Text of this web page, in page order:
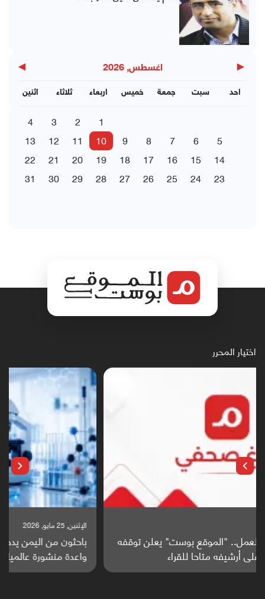
◀ اغسطس, 2026 ▶
اثنين ثلاثاء اربعاء خميس جمعة سبت احد
1
2
3
4
5
6
7
8
9
10
11
12
13
14
15
16
17
18
19
20
21
22
23
24
25
26
27
28
29
30
31
اختيار المحرر
باحثون من اليمن يدخلون سباق أبحاث ألزهايمر بدراسة
واعدة منشورة عالميا (ترجمة)